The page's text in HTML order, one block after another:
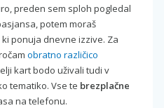
preden sem sploh pogledal
potem moraš
ki ponuja dnevne izzive. Za
obratno različico
kart bodo uživali tudi v
tematiko. Vse te brezplačne
na telefonu.